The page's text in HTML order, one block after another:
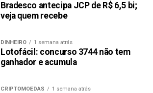
Bradesco antecipa JCP de R$ 6,5 bi;
veja quem recebe
DINHEIRO 1 semana atrás
Lotofácil: concurso 3744 não tem
ganhador e acumula
CRIPTOMOEDAS 1 semana atrás